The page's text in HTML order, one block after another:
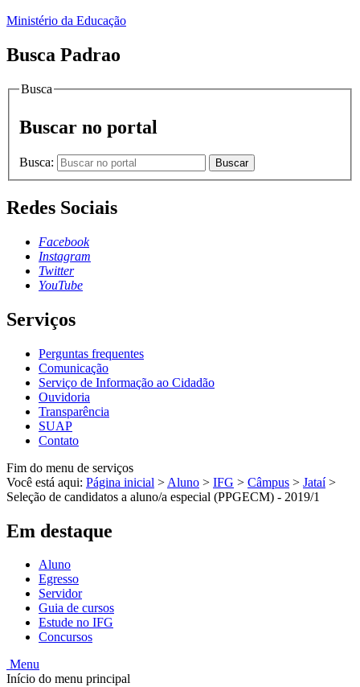
Ministério da Educação
Busca Padrao
Busca
Buscar no portal
Busca: Buscar
Redes Sociais
Facebook
Instagram
Twitter
YouTube
Serviços
Perguntas frequentes
Comunicação
Serviço de Informação ao Cidadão
Ouvidoria
Transparência
SUAP
Contato
Fim do menu de serviços
Você está aqui: Página inicial > Aluno > IFG > Câmpus > Jataí >
Seleção de candidatos a aluno/a especial (PPGECM) - 2019/1
Em destaque
Aluno
Egresso
Servidor
Guia de cursos
Estude no IFG
Concursos
Menu
Início do menu principal